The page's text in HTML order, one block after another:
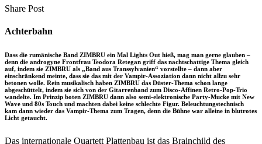
Share PostShare
Facebook
Copy
to
Send
via
Achterbahn
Dass die rumänische Band ZIMBRU ein Mal Lights Out hieß, mag man gerne glauben –
denn die androgyne Frontfrau Teodora Retegan griff das nachtschattige Thema gleich
auf, indem sie ZIMBRU als „Band aus Transsylvanien“ vorstellte – dann aber
einschränkend meinte, dass sie das mit der Vampir-Assoziation dann nicht allzu sehr
betonen wolle. Rein musikalisch haben ZIMBRU das Düster-Thema schon lange
abgeschüttelt, indem sie sich von der Gitarrenband zum Disco-Affinen Retro-Pop-Trio
wandelte. Im Prinzip boten ZIMBRU dann also semi-elektronische Party-Mucke mit New
Wave und 80s Touch und machten dabei keine schlechte Figur. Beleuchtungstechnisch
kam dann wieder das Vampir-Thema zum Tragen, denn die Bühne war alleine in blutrotes
Licht getaucht.
Das internationale Quartett Plattenbau ist das Brainchild des